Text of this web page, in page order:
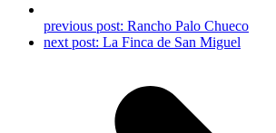
previous post: Rancho Palo Chueco
next post: La Finca de San Miguel